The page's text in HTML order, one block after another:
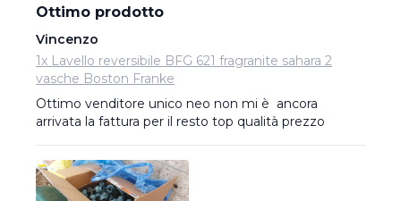
Ottimo prodotto
Vincenzo
1x Lavello reversibile BFG 621 fragranite sahara 2
vasche Boston Franke
Ottimo venditore unico neo non mi è  ancora
arrivata la fattura per il resto top qualità prezzo